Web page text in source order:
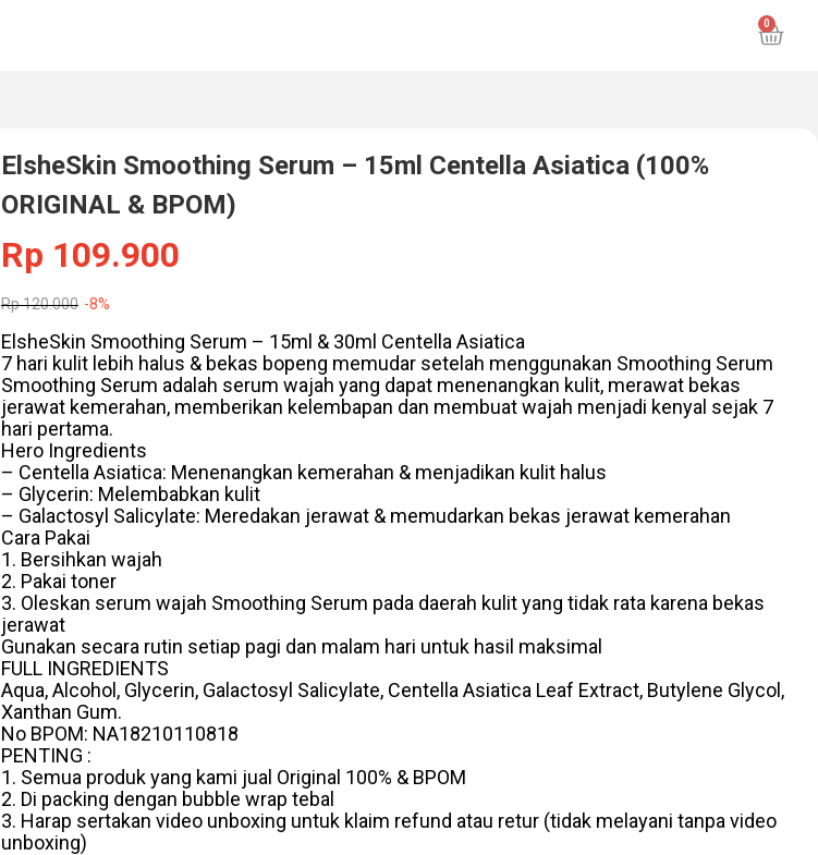
ElsheSkin Smoothing Serum – 15ml Centella Asiatica (100%
ORIGINAL & BPOM)
Rp 109.900
Rp120.000 -8%
ElsheSkin Smoothing Serum – 15ml & 30ml Centella Asiatica
7 hari kulit lebih halus & bekas bopeng memudar setelah menggunakan Smoothing Serum
Smoothing Serum adalah serum wajah yang dapat menenangkan kulit, merawat bekas
jerawat kemerahan, memberikan kelembapan dan membuat wajah menjadi kenyal sejak 7
hari pertama.
Hero Ingredients
– Centella Asiatica: Menenangkan kemerahan & menjadikan kulit halus
– Glycerin: Melembabkan kulit
– Galactosyl Salicylate: Meredakan jerawat & memudarkan bekas jerawat kemerahan
Cara Pakai
1. Bersihkan wajah
2. Pakai toner
3. Oleskan serum wajah Smoothing Serum pada daerah kulit yang tidak rata karena bekas
jerawat
Gunakan secara rutin setiap pagi dan malam hari untuk hasil maksimal
FULL INGREDIENTS
Aqua, Alcohol, Glycerin, Galactosyl Salicylate, Centella Asiatica Leaf Extract, Butylene Glycol,
Xanthan Gum.
No BPOM: NA18210110818
PENTING :
1. Semua produk yang kami jual Original 100% & BPOM
2. Di packing dengan bubble wrap tebal
3. Harap sertakan video unboxing untuk klaim refund atau retur (tidak melayani tanpa video
unboxing)